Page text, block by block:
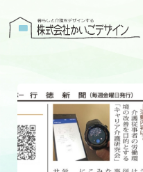
有料老人ホームユタ
ユタリト船橋
ユタリト市川